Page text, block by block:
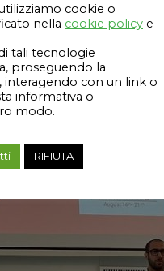
cookie o
nella cookie policy e
tali tecnologie
proseguendo la
interagendo con un link o
informativa o
modo.
RIFIUTA